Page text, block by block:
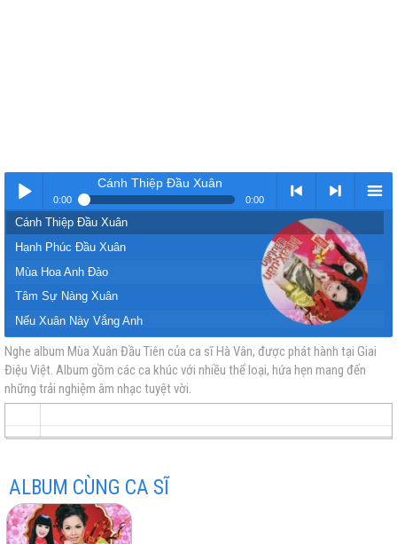
Nhạc
vàng
trữ
Cánh Thiệp Đầu Xuân
0:00 0:00
< Kho
nhạc
>
Nhạc
Kho
nhạc
Cánh Thiệp Đầu Xuân
Hạnh Phúc Đầu Xuân
Mùa Hoa Anh Đào
Tâm Sự Nàng Xuân
Nếu Xuân Này Vắng Anh
Gái Xuân
Câu Chuyện Đầu Năm
Đón Xuân Này Nhớ Xuân Xưa
Nghe album Mùa Xuân Đầu Tiên của ca sĩ Hà Vân, được phát hành tại Giai
Điệu Việt. Album gồm các ca khúc với nhiều thể loại, hứa hẹn mang đến
những trải nghiệm âm nhạc tuyệt vời.
ALBUM CÙNG CA SĨ